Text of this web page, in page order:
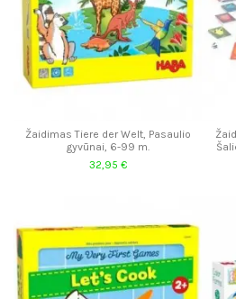
Žaidimas Tiere der Welt, Pasaulio
gyvūnai, 6-99 m.
32,95 €